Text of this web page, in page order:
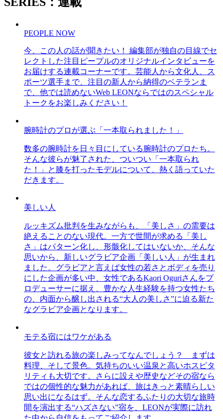
PEOPLE NOW
今、この人の話が聞きたい！ 編集部が独自の目線でセ
レクトした注目ピープルのオリジナルインタビューを
お届けする連載コーナーです。芸能人から文化人、ス
ポーツ選手まで、注目の新人から納得のベテランま
で、他では読めないWeb LEONならではのスペシャル
トークをお楽しみください！
腕時計のプロが選ぶ「一本取られました！」
数多の腕時計を日々目にしている腕時計のプロたち。
そんな彼らが魅了された、ついつい「一本取られ
た！」と膝を打ったモデルについて、熱く語っていた
だきます。
美しい人
ルッキズム批判を生みながらも、「美しさ」の需要は
絶えることのない現代。一方で世間が求める「美し
さ」はパターン化し、形骸化してはいないか、そんな
思いから、新しいグラビア企画「美しい人」が生まれ
ました。グラビアと言えば女性の若さとボディを売り
にした企画が多い中、女性であるKaori Oguriさんをプ
ロデューサーに据え、豊かな人生経験を持つ女性たち
の、内面から醸し出される“大人の美しさ”に迫る新た
なグラビア企画となります。
モテる宿にはワケがある
彼女と訪れる旅の楽しみってなんでしょう？ まずは
料理、そして景色。気持ちのいい温泉と高いホスピタ
リティも大切です。さらに設えや歴史などその宿なら
ではの個性的な魅力があれば、旅はきっと素晴らしい
思い出になるはず。そんな恋するふたりの大切な旅時
間を演出する“ハズさない”宿を、LEONが実際に訪れ